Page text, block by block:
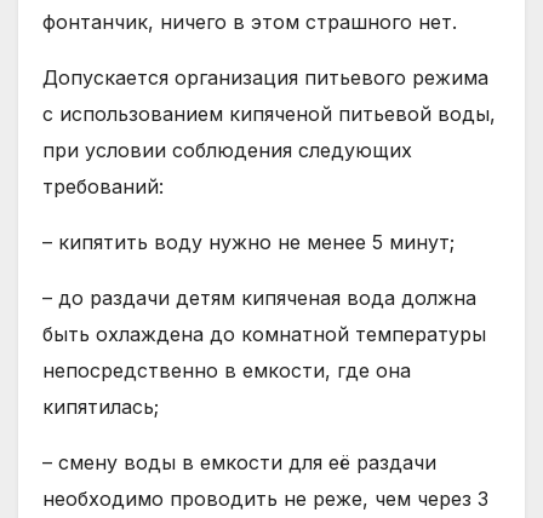
фонтанчик, ничего в этом страшного нет.
Допускается организация питьевого режима
с использованием кипяченой питьевой воды,
при условии соблюдения следующих
требований:
– кипятить воду нужно не менее 5 минут;
– до раздачи детям кипяченая вода должна
быть охлаждена до комнатной температуры
непосредственно в емкости, где она
кипятилась;
– смену воды в емкости для её раздачи
необходимо проводить не реже, чем через 3